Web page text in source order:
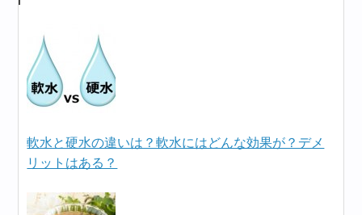
軟水と硬水の違いは？軟水にはどんな効果が？デメ
リットはある？